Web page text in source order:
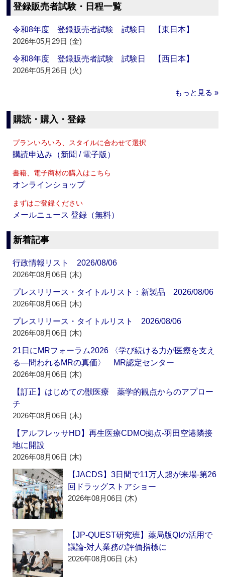
登録販売者試験・日程一覧
令和8年度 登録販売者試験 試験日 【東日本】
2026年05月29日 (金)
令和8年度 登録販売者試験 試験日 【西日本】
2026年05月26日 (火)
もっと見る »
購読・購入・登録
プランいろいろ、スタイルに合わせて選択
購読申込み（新聞 / 電子版）
書籍、電子商材の購入はこちら
オンラインショップ
まずはご登録ください
メールニュース 登録（無料）
新着記事
行政情報リスト 2026/08/06
2026年08月06日 (木)
プレスリリース・タイトルリスト：新製品 2026/08/06
2026年08月06日 (木)
プレスリリース・タイトルリスト 2026/08/06
2026年08月06日 (木)
21日にMRフォーラム2026 〈学び続ける力が医療を支え
る―問われるMRの真価〉 MR認定センター
2026年08月06日 (木)
【訂正】はじめての獣医療 薬学的観点からのアプロー
チ
2026年08月06日 (木)
【アルフレッサHD】再生医療CDMO拠点‐羽田空港隣接
地に開設
2026年08月06日 (木)
【JACDS】3日間で11万人超が来場‐第26
回ドラッグストアショー
2026年08月06日 (木)
【JP-QUEST研究班】薬局版QIの活用で
議論‐対人業務の評価指標に
2026年08月06日 (木)